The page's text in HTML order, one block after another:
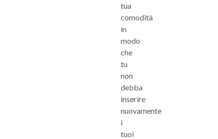
tua
comodità
in
modo
che
tu
non
debba
inserire
nuovamente
i
tuoi